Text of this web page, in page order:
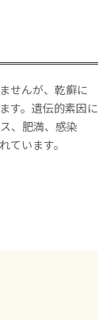
せんが、乾癬に
す。遺伝的素因に
、肥満、感染
ています。